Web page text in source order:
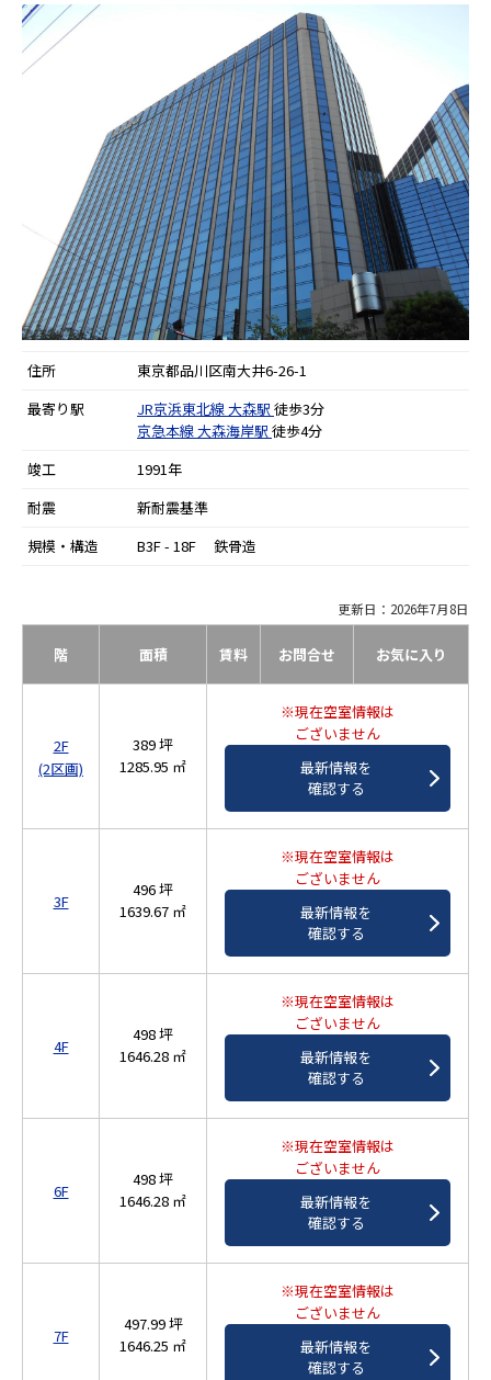
住所
東京都品川区南大井6-26-1
最寄り駅
JR京浜東北線大森駅 徒歩3分
京急本線大森海岸駅 徒歩4分
竣工
1991年
耐震
新耐震基準
規模・構造
B3F - 18F 鉄骨造
更新日：2026年7月8日
階 面積 賃料 お問合せ お気に入り
2F
(2区画)
389 坪
1285.95 ㎡
※現在空室情報は
ございません
最新情報を
確認する
3F
496 坪
1639.67 ㎡
※現在空室情報は
ございません
最新情報を
確認する
4F
498 坪
1646.28 ㎡
※現在空室情報は
ございません
最新情報を
確認する
6F
498 坪
1646.28 ㎡
※現在空室情報は
ございません
最新情報を
確認する
7F
497.99 坪
1646.25 ㎡
※現在空室情報は
ございません
最新情報を
確認する